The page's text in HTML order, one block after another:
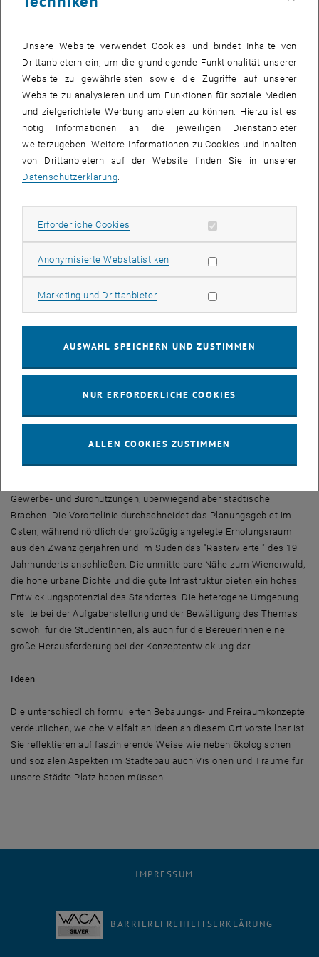
Mit einer "innovativen" Aufwertung eines interessanten Bezirksteiles
TU Wien im Wintersemester 2006/07 auseinandergesetzt.
Insgesamt 28 BetreuerInnen des Institutes für Städtebau und
Landschaftsarchitektur haben mit der Unterstützung der
Gebietsbetreuung Ottakring die StudentInnen bei ihrem
Entwurfsprozess betreut. In Teams von 2-3 StudentInnen wurden die
städtebaulichen Konzepte in einem Zeitrahmen von 4 Monaten
entwickelt. Diese Pflichtübung im 5. Semester bedeutete für sie
eine erste Herangehensweise an städtebauliche Planungen im
urbanen Gefüge und gab ihnen die Möglichkeit sich aus der
Die ausgestellten Entwürfe zeigen eine Auswahl der
interessantesten Beiträge und vermitteln unterschiedliche
Szenarien mit teilweise utopischen Ansätzen für den ehemaligen
Betriebsstandort.
Planungsgebiet
Teil des Bezirkes, direkt an der Grenze zu Hernals. Im Mittelpunkt
eines spannungsreichen Umfeldes liegt es nahe dem
Sandleitenhof, zum Kongressbad mit dem angrenzenden Park,
sowie im Anschluss an die gründerzeitliche Bebauungsstruktur des
Gewerbe- und Büronutzungen, überwiegend aber städtische
Brachen. Die Vorortelinie durchschneidet das Planungsgebiet im
Osten, während nördlich der großzügig angelegte Erholungsraum
aus den Zwanzigerjahren und im Süden das "Rasterviertel" des 19.
Jahrhunderts anschließen. Die unmittelbare Nähe zum Wienerwald,
die hohe urbane Dichte und die gute Infrastruktur bieten ein hohes
Entwicklungspotenzial des Standortes. Die heterogene Umgebung
stellte bei der Aufgabenstellung und der Bewältigung des Themas
sowohl für die StudentInnen, als auch für die BereuerInnen eine
große Herausforderung bei der Konzeptentwicklung dar.
Ideen
Die unterschiedlich formulierten Bebauungs- und Freiraumkonzepte
verdeutlichen, welche Vielfalt an Ideen an diesem Ort vorstellbar ist.
Sie reflektieren auf faszinierende Weise wie neben ökologischen
und sozialen Aspekten im Städtebau auch Visionen und Träume für
unsere Städte Platz haben müssen.
IMPRESSUM
BARRIEREFREIHEITSERKLÄRUNG
Unsere Website verwendet Cookies und bindet Inhalte von
Drittanbietern ein, um die grundlegende Funktionalität unserer
Website zu gewährleisten sowie die Zugriffe auf unserer
Website zu analysieren und um Funktionen für soziale Medien
und zielgerichtete Werbung anbieten zu können. Hierzu ist es
nötig Informationen an die jeweiligen Dienstanbieter
weiterzugeben. Weitere Informationen zu Cookies und Inhalten
von Drittanbietern auf der Website finden Sie in unserer
Datenschutzerklärung.
Erforderliche Cookies Erforderliche Cookies zulassen
Anonymisierte WebstatistikenStatistik Cookies zulassen
Marketing und DrittanbieterMarketing Cookies zulassen
AUSWAHL SPEICHERN UND ZUSTIMMEN
NUR ERFORDERLICHE COOKIES
ALLEN COOKIES ZUSTIMMEN